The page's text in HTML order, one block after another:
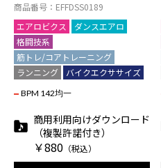
商品番号：EFFDSS0189
エアロビクス
ダンスエアロ
格闘技系
筋トレ/コアトレーニング
ランニング
バイクエクササイズ
BPM 142均一
商用利用向けダウンロード
（複製許諾付き）
￥880 （税込）